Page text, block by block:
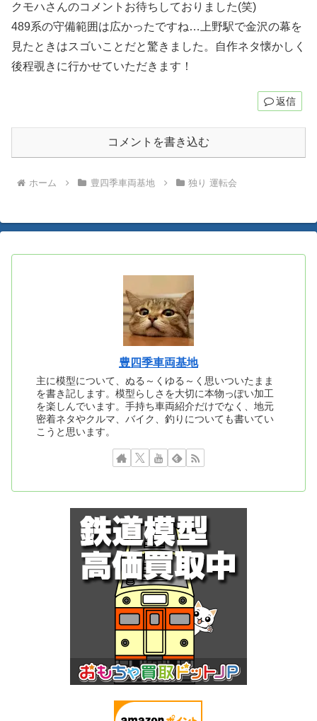
クモハさんのコメントお待ちしておりました(笑)
489系の守備範囲は広かったですね…上野駅で金沢の幕を
見たときはスゴいことだと驚きました。自作ネタ懐かしく
後程覗きに行かせていただきます！
返信
コメントを書き込む
ホーム 豊四季車両基地 独り 運転会
豊四季車両基地
主に模型について、ぬる～くゆる～く思いついたまま
を書き記します。模型らしさを大切に本物っぽい加工
を楽しんでいます。手持ち車両紹介だけでなく、地元
密着ネタやクルマ、バイク、釣りについても書いてい
こうと思います。